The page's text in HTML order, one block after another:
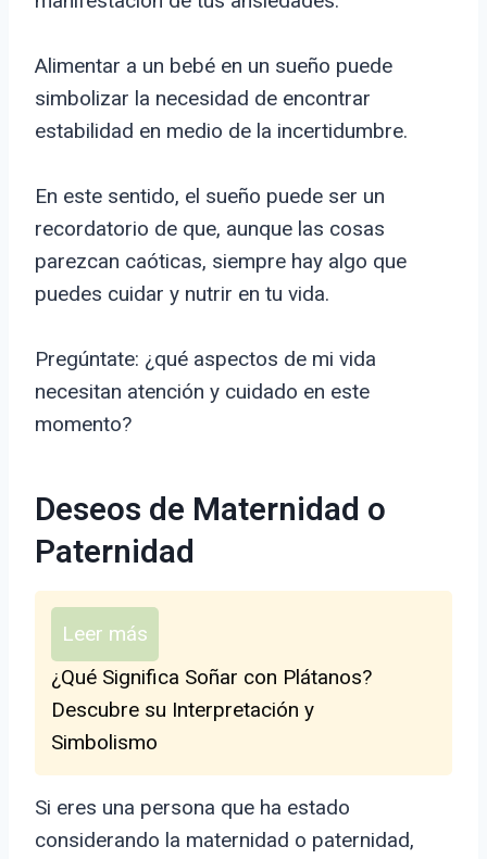
Alimentar a un bebé en un sueño puede
simbolizar la necesidad de encontrar
estabilidad en medio de la incertidumbre.
En este sentido, el sueño puede ser un
recordatorio de que, aunque las cosas
parezcan caóticas, siempre hay algo que
puedes cuidar y nutrir en tu vida.
Pregúntate: ¿qué aspectos de mi vida
necesitan atención y cuidado en este
momento?
Deseos de Maternidad o
Paternidad
Leer más
¿Qué Significa Soñar con Plátanos?
Descubre su Interpretación y
Simbolismo
Si eres una persona que ha estado
considerando la maternidad o paternidad,